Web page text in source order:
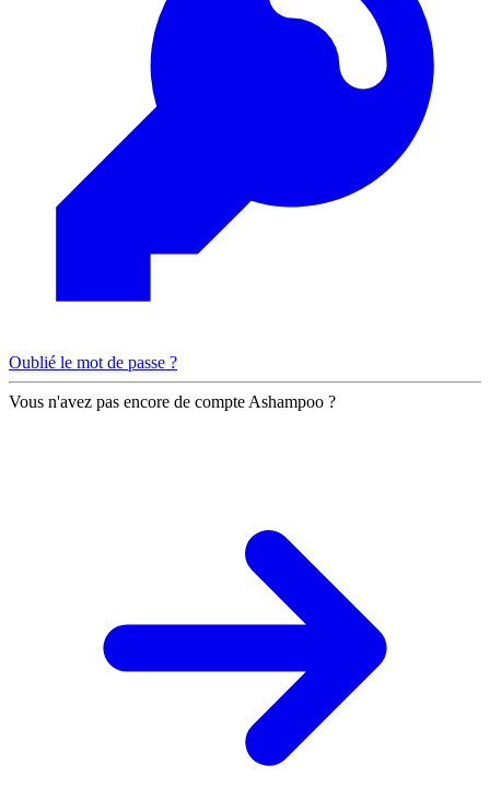
Oublié le mot de passe ?
Vous n'avez pas encore de compte Ashampoo ?